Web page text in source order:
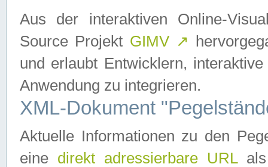
Aus der interaktiven Online-
Source Projekt GIMV ↗
und erlaubt Entwicklern,
Anwendung zu integrieren.
XML-Dokument
Aktuelle Informationen zu den
eine direkt adressierbare URLals